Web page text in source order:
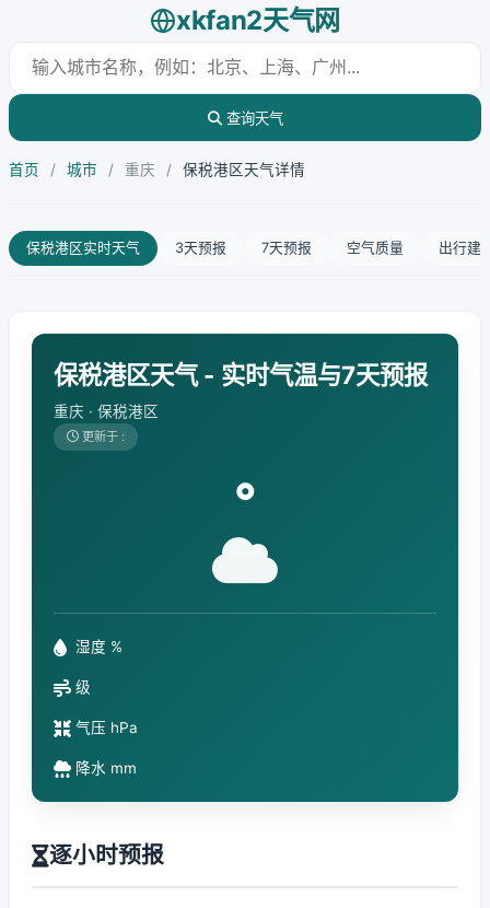
xkfan2天气网
查询天气
首页 / 城市 / 重庆 / 保税港区天气详情
保税港区实时天气 3天预报 7天预报 空气质量 出行建
保税港区天气 - 实时气温与7天预报
重庆 · 保税港区
更新于 :
°
湿度 %
级
气压 hPa
降水 mm
逐小时预报